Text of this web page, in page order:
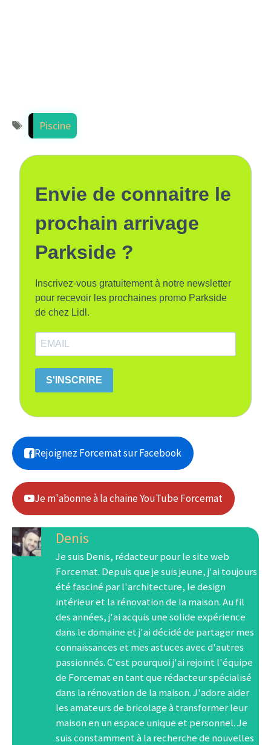
Étiquettes
Piscine
Envie de connaitre le
prochain arrivage
Parkside ?
Inscrivez-vous gratuitement à notre newsletter
pour recevoir les prochaines promo Parkside
de chez Lidl.
S'INSCRIRE
Rejoignez Forcemat sur Facebook
Je m'abonne à la chaine YouTube Forcemat
Denis
Je suis Denis, rédacteur pour le site web
Forcemat. Depuis que je suis jeune, j'ai toujours
été fasciné par l'architecture, le design
intérieur et la rénovation de la maison. Au fil
des années, j'ai acquis une solide expérience
dans le domaine et j'ai décidé de partager mes
connaissances et mes astuces avec d'autres
passionnés. C'est pourquoi j'ai rejoint l'équipe
de Forcemat en tant que rédacteur spécialisé
dans la rénovation de la maison. J'adore aider
les amateurs de bricolage à transformer leur
maison en un espace unique et personnel. Je
suis constamment à la recherche de nouvelles